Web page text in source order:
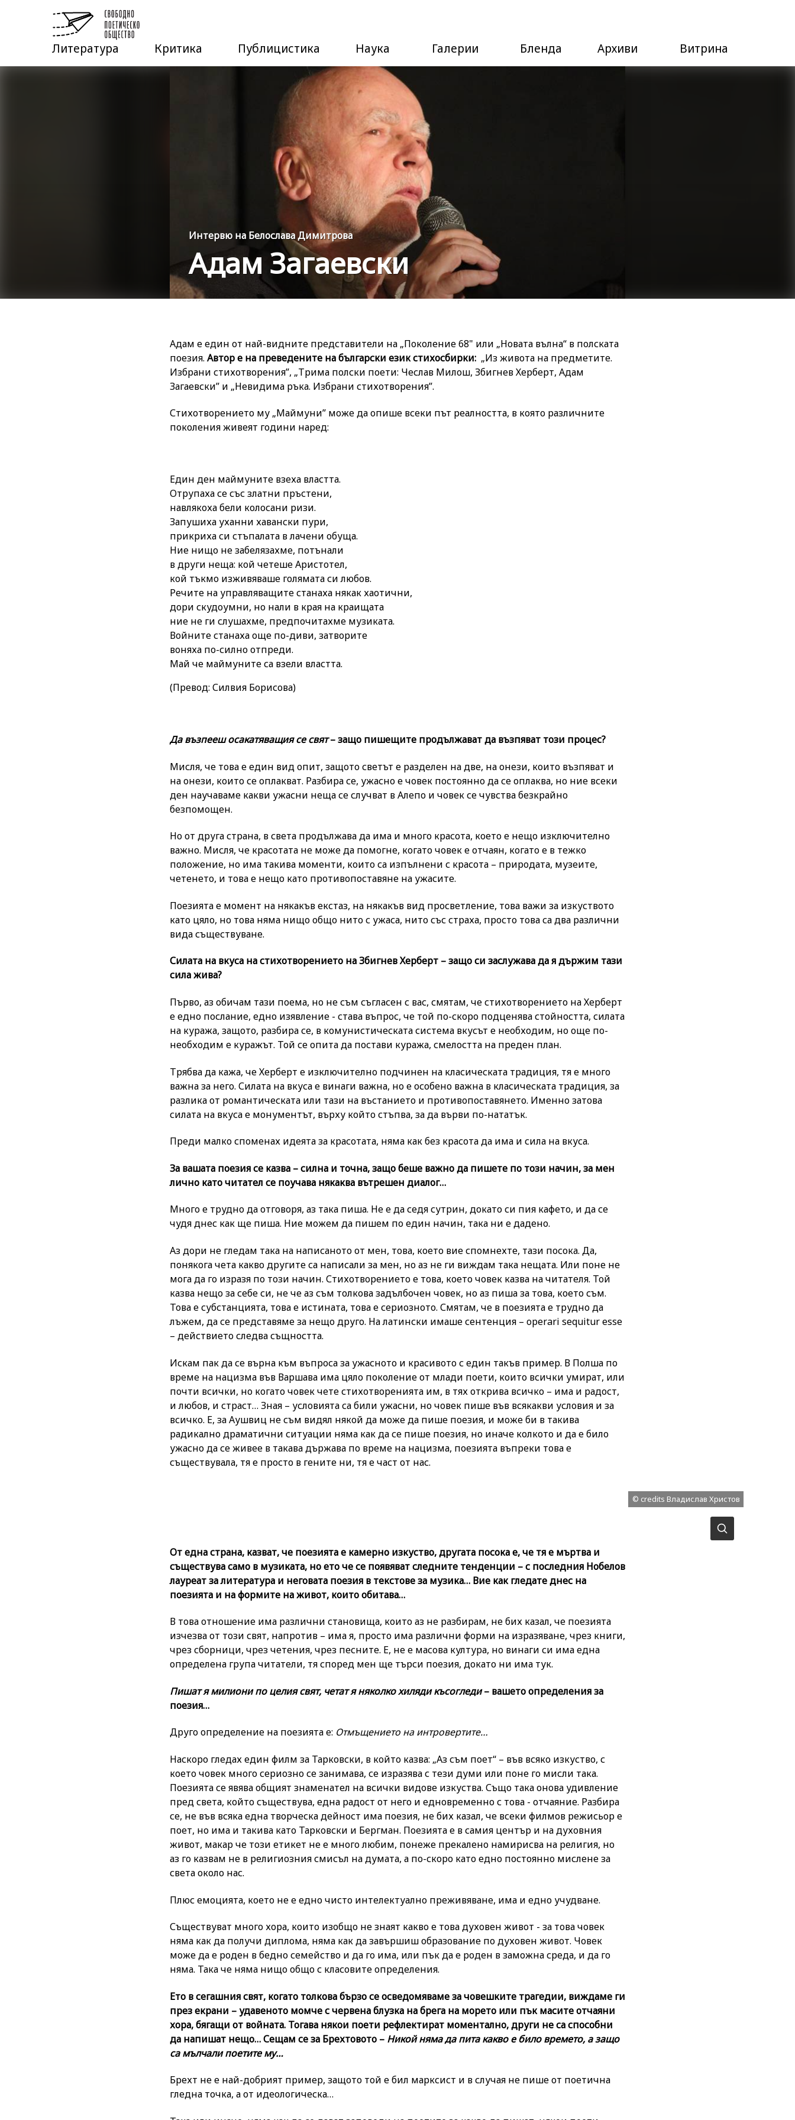
Литература Критика Публицистика Наука Галерии Бленда Архиви Витрина
Интервю на Белослава Димитрова
Адам Загаевски
Адам е един от най-видните представители на „Поколение 68" или „Новата вълна“ в полската
поезия. Автор е на преведените на български език стихосбирки: „Из живота на предметите.
Избрани стихотворения”, „Трима полски поети: Чеслав Милош, Збигнев Херберт, Адам
Загаевски” и „Невидима ръка. Избрани стихотворения”.
Стихотворението му „Маймуни” може да опише всеки път реалността, в която различните
поколения живеят години наред:
Един ден маймуните взеха властта.
Отрупаха се със златни пръстени,
навлякоха бели колосани ризи.
Запушиха уханни хавански пури,
прикриха си стъпалата в лачени обуща.
Ние нищо не забелязахме, потънали
в други неща: кой четеше Аристотел,
кой тъкмо изживяваше голямата си любов.
Речите на управляващите станаха някак хаотични,
дори скудоумни, но нали в края на краищата
ние не ги слушахме, предпочитахме музиката.
Войните станаха още по-диви, затворите
воняха по-силно отпреди.
(Превод: Силвия Борисова)
Да възпееш осакатяващия се свят– защо пишещите продължават да възпяват този процес?
Мисля, че това е един вид опит, защото светът е разделен на две, на онези, които възпяват и
на онези, които се оплакват. Разбира се, ужасно е човек постоянно да се оплаква, но ние всеки
ден научаваме какви ужасни неща се случват в Алепо и човек се чувства безкрайно
безпомощен.
Но от друга страна, в света продължава да има и много красота, което е нещо изключително
важно. Мисля, че красотата не може да помогне, когато човек е отчаян, когато е в тежко
положение, но има такива моменти, които са изпълнени с красота – природата, музеите,
четенето, и това е нещо като противопоставяне на ужасите.
Поезията е момент на някакъв екстаз, на някакъв вид просветление, това важи за изкуството
като цяло, но това няма нищо общо нито с ужаса, нито със страха, просто това са два различни
вида съществуване.
Силата на вкуса на стихотворението на Збигнев Херберт – защо си заслужава да я държим тази
сила жива?
Първо, аз обичам тази поема, но не съм съгласен с вас, смятам, че стихотворението на Херберт
е едно послание, едно изявление - става въпрос, че той по-скоро подценява стойността, силата
на куража, защото, разбира се, в комунистическата система вкусът е необходим, но още по-
необходим е куражът. Той се опита да постави куража, смелостта на преден план.
Трябва да кажа, че Херберт е изключително подчинен на класическата традиция, тя е много
важна за него. Силата на вкуса е винаги важна, но е особено важна в класическата традиция, за
разлика от романтическата или тази на въстанието и противопоставянето. Именно затова
силата на вкуса е монументът, върху който стъпва, за да върви по-нататък.
Преди малко споменах идеята за красотата, няма как без красота да има и сила на вкуса.
За вашата поезия се казва – силна и точна, защо беше важно да пишете по този начин, за мен
лично като читател се поучава някаква вътрешен диалог…
Много е трудно да отговоря, аз така пиша. Не е да седя сутрин, докато си пия кафето, и да се
чудя днес как ще пиша. Ние можем да пишем по един начин, така ни е дадено.
Аз дори не гледам така на написаното от мен, това, което вие спомнехте, тази посока. Да,
понякога чета какво другите са написали за мен, но аз не ги виждам така нещата. Или поне не
мога да го изразя по този начин. Стихотворението е това, което човек казва на читателя. Той
казва нещо за себе си, не че аз съм толкова задълбочен човек, но аз пиша за това, което съм.
Това е субстанцията, това е истината, това е сериозното. Смятам, че в поезията е трудно да
лъжем, да се представяме за нещо друго. На латински имаше сентенция – operari sequitur esse
– действието следва същността.
Искам пак да се върна към въпроса за ужасното и красивото с един такъв пример. В Полша по
време на нацизма във Варшава има цяло поколение от млади поети, които всички умират, или
почти всички, но когато човек чете стихотворенията им, в тях открива всичко – има и радост,
и любов, и страст… Зная – условията са били ужасни, но човек пише във всякакви условия и за
всичко. Е, за Aушвиц не съм видял някой да може да пише поезия, и може би в такива
радикално драматични ситуации няма как да се пише поезия, но иначе колкото и да е било
ужасно да се живее в такава държава по време на нацизма, поезията въпреки това е
съществувала, тя е просто в гените ни, тя е част от нас.
© credits Владислав Христов
От една страна, казват, че поезията е камерно изкуство, другата посока е, че тя е мъртва и
съществува само в музиката, но ето че се появяват следните тенденции – с последния Нобелов
лауреат за литература и неговата поезия в текстове за музика… Вие как гледате днес на
поезията и на формите на живот, които обитава…
В това отношение има различни становища, които аз не разбирам, не бих казал, че поезията
изчезва от този свят, напротив – има я, просто има различни форми на изразяване, чрез книги,
чрез сборници, чрез четения, чрез песните. Е, не е масова култура, но винаги си има една
определена група читатели, тя според мен ще търси поезия, докато ни има тук.
Пишат я милиони по целия свят, четат я няколко хиляди късогледи– вашето определения за
поезия…
Друго определение на поезията е: Отмъщението на интровертите…
Наскоро гледах един филм за Тарковски, в който казва: „Аз съм поет“ – във всяко изкуство, с
което човек много сериозно се занимава, се изразява с тези думи или поне го мисли така.
Поезията се явява общият знаменател на всички видове изкуства. Също така онова удивление
пред света, който съществува, една радост от него и едновременно с това - отчаяние. Разбира
се, не във всяка една творческа дейност има поезия, не бих казал, че всеки филмов режисьор е
поет, но има и такива като Тарковски и Бергман. Поезията е в самия център и на духовния
живот, макар че този етикет не е много любим, понеже прекалено намирисва на религия, но
аз го казвам не в религиозния смисъл на думата, а по-скоро като едно постоянно мислене за
света около нас.
Плюс емоцията, което не е едно чисто интелектуално преживяване, има и едно учудване.
Съществуват много хора, които изобщо не знаят какво е това духовен живот - за това човек
няма как да получи диплома, няма как да завършиш образование по духовен живот. Човек
може да е роден в бедно семейство и да го има, или пък да е роден в заможна среда, и да го
няма. Така че няма нищо общо с класовите определения.
Ето в сегашния свят, когато толкова бързо се осведомяваме за човешките трагедии, виждаме ги
през екрани – удавеното момче с червена блузка на брега на морето или пък масите отчаяни
хора, бягащи от войната. Тогава някои поети рефлектират моментално, други не са способни
да напишат нещо… Сещам се за Брехтовото – Никой няма да пита какво е било времето, а защо
са мълчали поетите му…
Брехт не е най-добрият пример, защото той е бил марксист и в случая не пише от поетична
гледна точка, а от идеологическа…